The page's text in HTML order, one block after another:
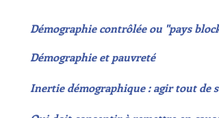
Démographie contrôlée ou "pays
Démographie et pauvreté
Inertie démographique : agir tout de